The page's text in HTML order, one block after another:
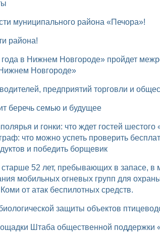
муниципального района «Печора»!
района!
Новгороде»
предприятий торговли и
беречь семью и будущее
что можно успеть проверить
и победить борщевик
мобильных огневых групп для
от атак беспилотных средств.
биологической защиты объектов